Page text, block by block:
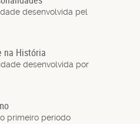
desenvolvida pel
na História
desenvolvida por
primeiro período